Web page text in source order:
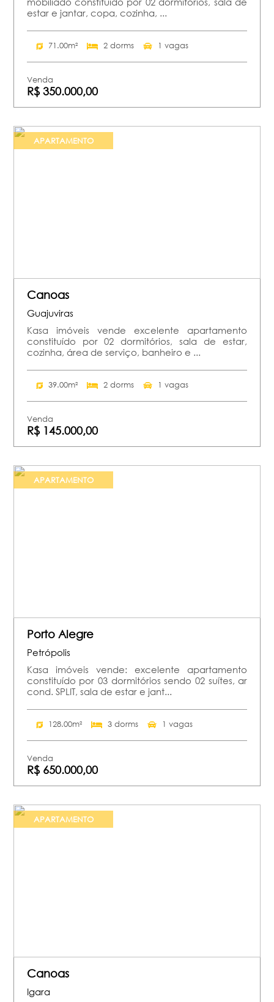
estar e jantar, copa, cozinha, ...
71.00m² 2 dorms 1 vagas
Venda
R$ 350.000,00
APARTAMENTO
Canoas
Guajuviras
Kasa imóveis vende excelente apartamento
constituído por 02 dormitórios, sala de estar,
cozinha, área de serviço, banheiro e ...
39.00m² 2 dorms 1 vagas
Venda
R$ 145.000,00
APARTAMENTO
Porto Alegre
Petrópolis
Kasa imóveis vende: excelente apartamento
constituído por 03 dormitórios sendo 02 suítes, ar
cond. SPLIT, sala de estar e jant...
128.00m² 3 dorms 1 vagas
Venda
R$ 650.000,00
APARTAMENTO
Canoas
Igara